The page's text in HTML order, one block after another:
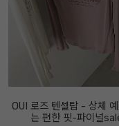
OUI 로즈 텐셀탑 - 상체 예
는 편한 핏-파이널